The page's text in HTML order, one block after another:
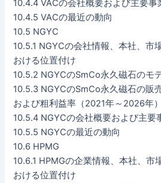
10.4.4 VACの会社概要および主要事
10.4.5 VACの最近の動向
10.5 NGYC
10.5.1 NGYCの会社情報、本社、市
おける位置付け
10.5.2 NGYCのSmCo永久磁石のモ
10.5.3 NGYCのSmCo永久磁石の販
および粗利益率（2021年～2026年）
10.5.4 NGYCの会社概要および主要
10.5.5 NGYCの最近の動向
10.6 HPMG
10.6.1 HPMGの企業情報、本社、市
おける位置付け